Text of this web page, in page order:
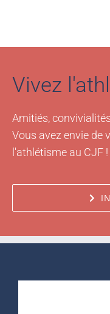
Vivez
Amitiés,
Vous avez envie de
l'athlétisme au CJF !